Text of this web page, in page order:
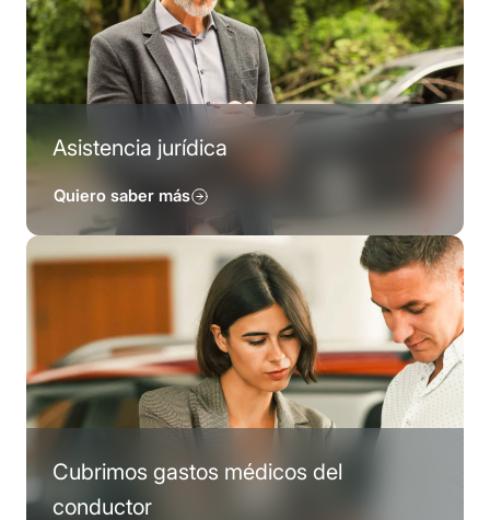
Asistencia jurídica
Quiero saber más
Cubrimos gastos médicos del
conductor